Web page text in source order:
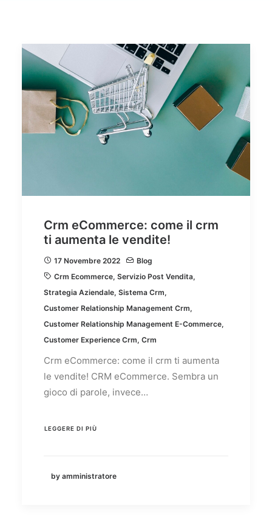
Assistenza Tecnica CRM
Video Tutorial CRM
Ricerca
Crm eCommerce: come il crm
ti aumenta le vendite!
17 Novembre 2022
Blog
Crm Ecommerce, Servizio Post Vendita,
Strategia Aziendale, Sistema Crm,
Customer Relationship Management Crm,
Customer Relationship Management E-Commerce,
Customer Experience Crm, Crm
Crm eCommerce: come il crm ti aumenta
le vendite! CRM eCommerce. Sembra un
gioco di parole, invece…
LEGGERE DI PIÙ
by amministratore